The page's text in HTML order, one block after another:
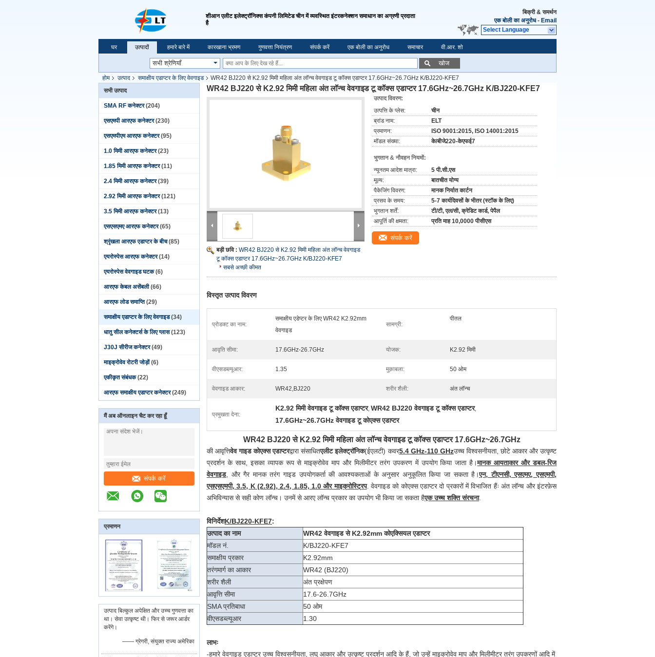
शीआन एलीट इलेक्ट्रॉनिक्स कंपनी लिमिटेड चीन में व्यवस्थित इंटरकनेक्शन समाधान का अग्रणी प्रदाता
है
बिक्री & समर्थन
एक बोली का अनुरोध - Email
Select Language
घर उत्पादों हमारे बारे में कारखाना भ्रमण गुणवत्ता नियंत्रण संपर्क करें एक बोली का अनुरोध समाचार वी.आर. शो
खोज
होम उत्पाद समाक्षीय एडाप्टर के लिए वेवगाइड
WR42 BJ220 से K2.92 मिमी महिला अंत लॉन्च वेवगाइड टू कॉक्स एडाप्टर 17.6GHz~26.7GHz K/BJ220-KFE7
सभी उत्पाद
SMA RF कनेक्टर (204)
एसएमपी आरएफ कनेक्टर (230)
एसएमपीएम आरएफ कनेक्टर (95)
1.0 मिमी आरएफ कनेक्टर (23)
1.85 मिमी आरएफ कनेक्टर (11)
2.4 मिमी आरएफ कनेक्टर (39)
2.92 मिमी आरएफ कनेक्टर (121)
3.5 मिमी आरएफ कनेक्टर (13)
एसएसएमए आरएफ कनेक्टर (65)
श्रृंखला आरएफ एडाप्टर के बीच (85)
एयरोस्पेस आरएफ कनेक्टर (14)
एयरोस्पेस वेवगाइड घटक (6)
आरएफ केबल असेंबली (66)
आरएफ लोड समाप्ति (29)
समाक्षीय एडाप्टर के लिए वेवगाइड (34)
धातु सील कनेक्टर्स के लिए ग्लास (123)
J30J सीरीज कनेक्टर (49)
माइक्रोवेव रोटरी जोड़ों (6)
एकीकृत संबंधक (22)
आरएफ समाक्षीय एडाप्टर कनेक्टर (249)
मैं अब ऑनलाइन चैट कर रहा हूँ
संपर्क करें
प्रमाणन
उत्पाद बिल्कुल अपेक्षित और उच्च गुणवत्ता का
था। सेवा उत्कृष्ट थी। फिर से जरूर आर्डर
करेंगे।
—— ग्रेगरी, संयुक्त राज्य अमेरिका
WR42 BJ220 से K2.92 मिमी महिला अंत लॉन्च वेवगाइड टू कॉक्स एडाप्टर 17.6GHz~26.7GHz K/BJ220-KFE7
बड़ी छवि : WR42 BJ220 से K2.92 मिमी महिला अंत लॉन्च वेवगाइड
टू कॉक्स एडाप्टर 17.6GHz~26.7GHz K/BJ220-KFE7
सबसे अच्छी कीमत
उत्पाद विवरण:
उत्पत्ति के प्लेस:
चीन
ब्रांड नाम:
ELT
प्रमाणन:
ISO 9001:2015, ISO 14001:2015
मॉडल संख्या:
के/बीजे220-केएफई7
भुगतान & नौवहन नियमों:
न्यूनतम आदेश मात्रा:
5 पी.सी.एस
मूल्य:
बातचीत योग्य
पैकेजिंग विवरण:
मानक निर्यात कार्टन
प्रसव के समय:
5-7 कार्यदिवसों के भीतर (स्टॉक के लिए)
भुगतान शर्तें:
टी/टी, एल/सी, क्रेडिट कार्ड, पेपैल
आपूर्ति की क्षमता:
प्रति माह 10,0000 पीसीएस
संपर्क करें
विस्तृत उत्पाद विवरण
प्रोडक्ट का नाम:
समाक्षीय एडेप्टर के लिए WR42 K2.92mm
वेवगाइड
सामग्री:
पीतल
आवृति सीमा: 17.6GHz-26.7GHz योजक: K2.92 मिमी
वीएसडब्ल्यूआर: 1.35 मुक़ाबला: 50 ओम
वेवगाइड आकार: WR42,BJ220 शरीर शैली: अंत लॉन्च
प्रमुखता देना:
K2.92 मिमी वेवगाइड टू कॉक्स एडाप्टर, WR42 BJ220 वेवगाइड टू कॉक्स एडाप्टर,
17.6GHz~26.7GHz वेवगाइड टू कोएक्स एडाप्टर
WR42 BJ220 से K2.92 मिमी महिला अंत लॉन्च वेवगाइड टू कॉक्स एडाप्टर 17.6GHz~26.7GHz
की आवृत्तिवेव गाइड कोएक्स एडाप्टरद्वारा संसाधितएलीट इलेक्ट्रॉनिक(ईएलटी) कवर5.4 GHz-110 GHzउच्च विश्वसनीयता, छोटे आकार और उत्कृष्ट
प्रदर्शन के साथ, इसका व्यापक रूप से माइक्रोवेव माप और मिलीमीटर तरंग उपकरण में उपयोग किया जाता है।मानक आयताकार और डबल-रिज
वेवगाइड, और गैर मानक तरंग गाइड उपयोगकर्ता की आवश्यकताओं के अनुसार अनुकूलित किया जा सकता है।एन, टीएनसी, एसएमए, एसएमपी,
एसएसएमपी, 3.5, K (2.92), 2.4, 1.85, 1.0 और माइक्रोस्ट्रिप. वेवगाइड को कोएक्स एडाप्टर दो प्रकारों में विभाजित हैंः अंत लॉन्च और इंटरफ़ेस
अभिविन्यास से सही कोण लॉन्च। उनमें से आरए लॉन्च प्रकार का उपयोग भी किया जा सकता हैएक उच्च शक्ति संरचना.
विनिर्देशK/BJ220-KFE7:
उत्पाद का नाम
WR42 वेवगाइड से K2.92mm कोएक्सियल एडाप्टर
मॉडल नं.
K/BJ220-KFE7
समाक्षीय प्रकार
K2.92mm
तरंगमार्ग का आकार
WR42 (BJ220)
शरीर शैली
अंत प्रक्षेपण
आवृत्ति सीमा
17.6-26.7GHz
SMA प्रतिबाधा
50 ओम
वीएसडब्ल्यूआर
1.30
लाभः
-हमारे वेवगाइड एडाप्टर उच्च विश्वसनीयता, लघु आकार और उत्कृष्ट प्रदर्शन आदि के हैं, जो उन्हें माइक्रोवेव माप और मिलीमीटर तरंग उपकरणों आदि में